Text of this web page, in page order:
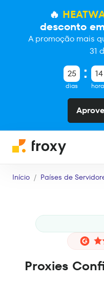
🔥
desconto
A promoção mais
31
25
dias
14
Início Países de
Proxies